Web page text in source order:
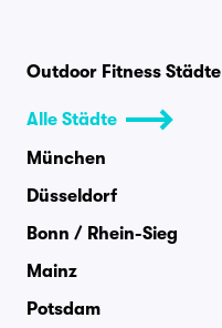
Outdoor Fitness Städte
Alle Städte
München
Düsseldorf
Bonn / Rhein-Sieg
Mainz
Potsdam